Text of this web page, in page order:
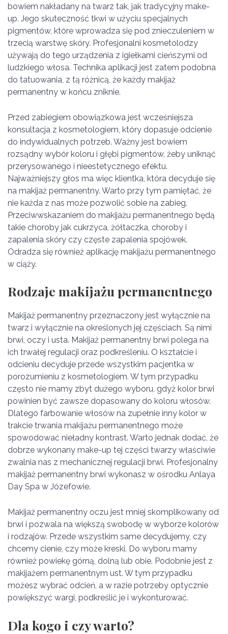
bowiem nakładany na twarz tak, jak tradycyjny make-
up. Jego skuteczność tkwi w użyciu specjalnych
pigmentów, które wprowadza się pod znieczuleniem w
trzecią warstwę skóry. Profesjonalni kosmetolodzy
używają do tego urządzenia z igiełkami cieńszymi od
ludzkiego włosa. Technika aplikacji jest zatem podobna
do tatuowania, z tą różnicą, że każdy makijaż
permanentny w końcu zniknie.
Przed zabiegiem obowiązkowa jest wcześniejsza
konsultacja z kosmetologiem, który dopasuje odcienie
do indywidualnych potrzeb. Ważny jest bowiem
rozsądny wybór koloru i głębi pigmentów, żeby uniknąć
przerysowanego i nieestetycznego efektu.
Najważniejszy głos ma więc klientka, która decyduje się
na makijaż permanentny. Warto przy tym pamiętać, że
nie każda z nas może pozwolić sobie na zabieg.
Przeciwwskazaniem do makijażu permanentnego będą
takie choroby jak cukrzyca, żółtaczka, choroby i
zapalenia skóry czy częste zapalenia spojówek.
Odradza się również aplikację makijażu permanentnego
w ciąży.
Rodzaje makijażu permanentnego
Makijaż permanentny przeznaczony jest wyłącznie na
twarz i wyłącznie na określonych jej częściach. Są nimi
brwi, oczy i usta. Makijaż permanentny brwi polega na
ich trwałej regulacji oraz podkreśleniu. O kształcie i
odcieniu decyduje przede wszystkim pacjentka w
porozumieniu z kosmetologiem. W tym przypadku
często nie mamy zbyt dużego wyboru, gdyż kolor brwi
powinien być zawsze dopasowany do koloru włosów.
Dlatego farbowanie włosów na zupełnie inny kolor w
trakcie trwania makijażu permanentnego może
spowodować nieładny kontrast. Warto jednak dodać, że
dobrze wykonany make-up tej części twarzy właściwie
zwalnia nas z mechanicznej regulacji brwi. Profesjonalny
makijaż permanentny brwi wykonasz w ośrodku Anlaya
Day Spa w Józefowie.
Makijaż permanentny oczu jest mniej skomplikowany od
brwi i pozwala na większą swobodę w wyborze kolorów
i rodzajów. Przede wszystkim same decydujemy, czy
chcemy cienie, czy może kreski. Do wyboru mamy
również powiekę górną, dolną lub obie. Podobnie jest z
makijażem permanentnym ust. W tym przypadku
możesz wybrać odcień, a w razie potrzeby optycznie
powiększyć wargi, podkreślić je i wykonturować.
Dla kogo i czy warto?